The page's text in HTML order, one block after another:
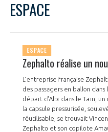
ESPACE
ESPACE
Zephalto réalise un
L’entreprise française
des passagers en ballon
départ d'Albi dans le Tarn, un
la capsule pressurisée,
réutilisable, se trouvait
Zephalto et son copilote